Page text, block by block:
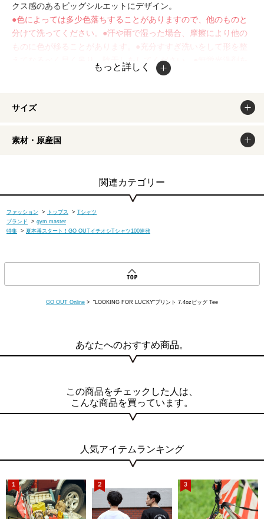
クス感のあるビッグシルエットにデザイン。
●色によっては多少色落ちすることがありますので、他のものと
分けて洗ってください。●汗や雨で湿った場合、摩擦により他の
ものに色が移ることがあります。●充分すすぎ洗いをして形を整
えてなるべく早く吊り、陰干しをしてください。●無蛍光洗剤を
ご使用ください。●湿ったまま重ねて長時間放っておくと色が移
ラー乾燥はお避けください。●プリント部分へのアイロンがけは
お避けください。掲載商品は出来るだけ現物と同じになるよう撮
ラーは、PCディスプレイの性質上、実際の色と異なって見える
もっと詳しく
サイズ
素材・原産国
関連カテゴリー
ファッション > トップス > Tシャツ
ブランド
> gym master
特集 > 夏本番スタート！GO OUTイチオシTシャツ100連発
GO OUT Online > “LOOKING FOR LUCKY”プリント 7.4ozビッグ Tee
あなたへのおすすめ商品。
この商品をチェックした人は、
こんな商品を買っています。
人気アイテムランキング